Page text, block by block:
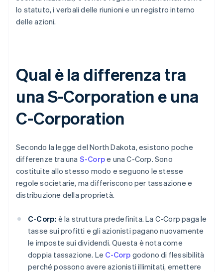
lo statuto, i verbali delle riunioni e un registro interno
delle azioni.
Qual è la differenza tra
una S-Corporation e una
C-Corporation
Secondo la legge del North Dakota, esistono poche
differenze tra una S-Corpe una C-Corp. Sono
costituite allo stesso modo e seguono le stesse
regole societarie, ma differiscono per tassazione e
distribuzione della proprietà.
C-Corp: è la struttura predefinita. La C-Corp paga le
tasse sui profitti e gli azionisti pagano nuovamente
le imposte sui dividendi. Questa è nota come
doppia tassazione. Le C-Corp godono di flessibilità
perché possono avere azionisti illimitati, emettere